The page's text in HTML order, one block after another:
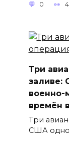
0
Три
заливе:
военно-
времён
Три
США